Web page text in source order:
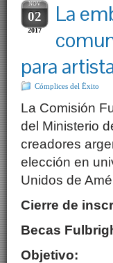
NOV
02
2017
La
para
Cómplices del Ëxito
La Comisión
del Ministerio
creadores
elección en
Unidos de
Cierre de
Becas
Objetivo: